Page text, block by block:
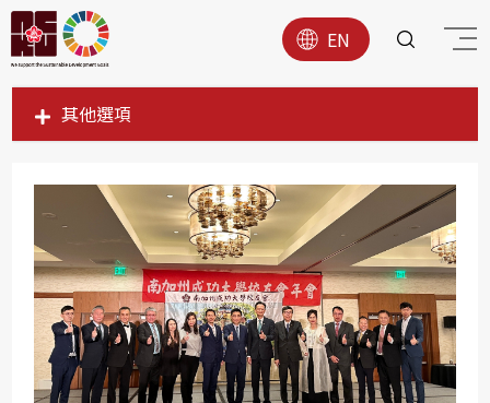
EN
其他選項
SDG1
SDG3
SDG4
SDG5
SDG6
SDG7